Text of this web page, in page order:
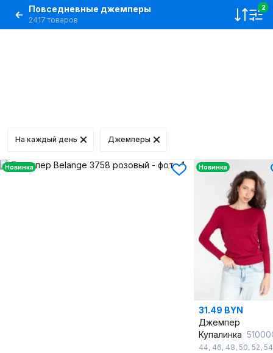
Повседневные джемперы
2417 товаров
2
На каждый день Джемперы
Новинка Новинка
31.49 BYN
Джемпер
Купалинка 51000G
44, 46, 48, 50, 52, 54